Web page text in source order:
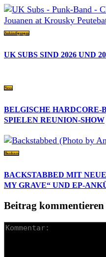
Ankündigungen
UK SUBS SIND 2026 UND
News
BELGISCHE HARDCORE-
SPIELEN REUNION-SHOW
Hardcore
BACKSTABBED MIT
MY GRAVE“ UND EP-
Beitrag kommentieren